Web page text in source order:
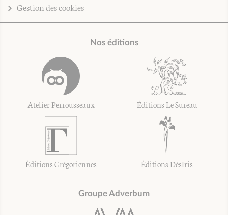
Gestion des cookies
Nos éditions
Atelier Perrousseaux Éditions Le Sureau
Éditions Grégoriennes Éditions DésIris
Groupe Adverbum